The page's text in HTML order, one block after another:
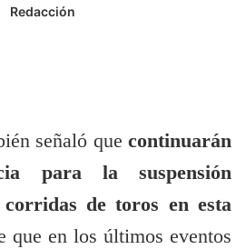
Redacción
señaló que continuarán
para la suspensión
de toros en esta
que en los últimos eventos